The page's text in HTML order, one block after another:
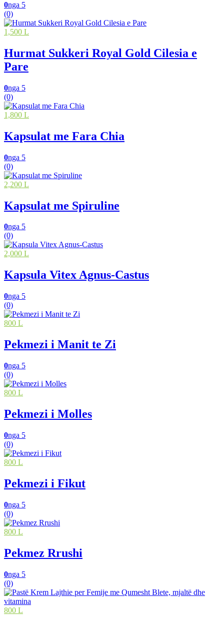
0nga 5
(0)
1,500 L
Hurmat Sukkeri Royal Gold Cilesia e
Pare
0nga 5
(0)
1,800 L
Kapsulat me Fara Chia
0nga 5
(0)
2,200 L
Kapsulat me Spiruline
0nga 5
(0)
2,000 L
Kapsula Vitex Agnus-Castus
0nga 5
(0)
800 L
Pekmezi i Manit te Zi
0nga 5
(0)
800 L
Pekmezi i Molles
0nga 5
(0)
800 L
Pekmezi i Fikut
0nga 5
(0)
800 L
Pekmez Rrushi
0nga 5
(0)
800 L